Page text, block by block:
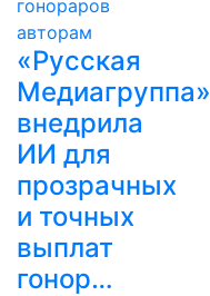
«Русская
Медиагруппа»
внедрила
ИИ для
прозрачных
и точных
выплат
гонор…